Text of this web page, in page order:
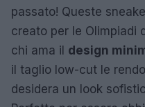
passato! Queste
creato per le Olimpiadi
chi ama il design
il taglio low-cut le
desidera un look